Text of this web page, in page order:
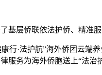
层侨联依法护侨、精准
·法护航”海外侨团云端
务为海外侨胞送上“法治